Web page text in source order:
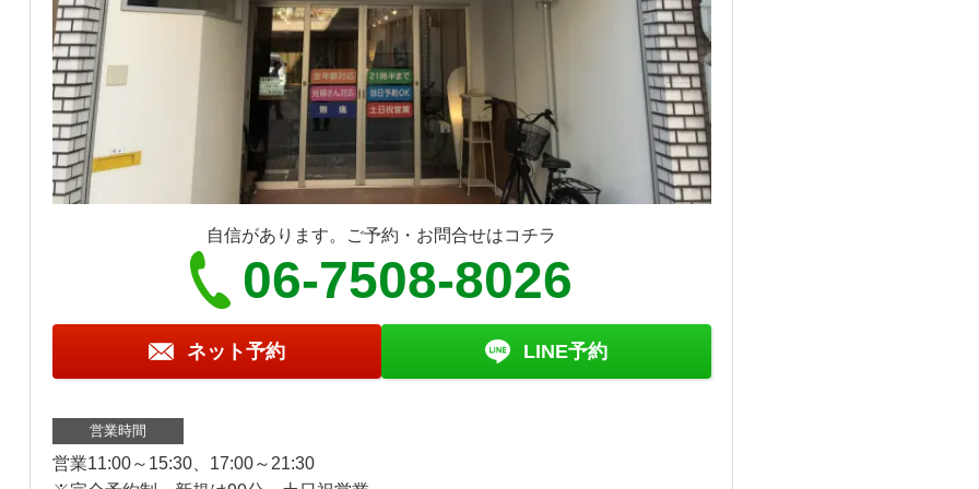
自信があります。ご予約・お問合せはコチラ
06-7508-8026
ネット予約 LINE予約
営業時間
営業11:00～15:30、17:00～21:30